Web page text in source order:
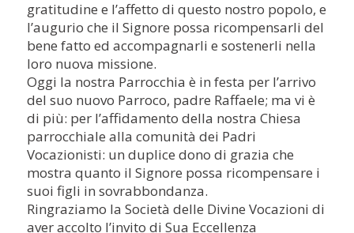
gratitudine e l’affetto di questo nostro popolo, e
l’augurio che il Signore possa ricompensarli del
bene fatto ed accompagnarli e sostenerli nella
loro nuova missione.
Oggi la nostra Parrocchia è in festa per l’arrivo
del suo nuovo Parroco, padre Raffaele; ma vi è
di più: per l’affidamento della nostra Chiesa
parrocchiale alla comunità dei Padri
Vocazionisti: un duplice dono di grazia che
mostra quanto il Signore possa ricompensare i
suoi figli in sovrabbondanza.
Ringraziamo la Società delle Divine Vocazioni di
aver accolto l’invito di Sua Eccellenza